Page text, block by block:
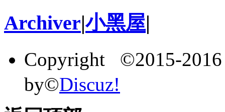
Archiver|小黑屋|
Copyright ©2015-
by©Discuz!